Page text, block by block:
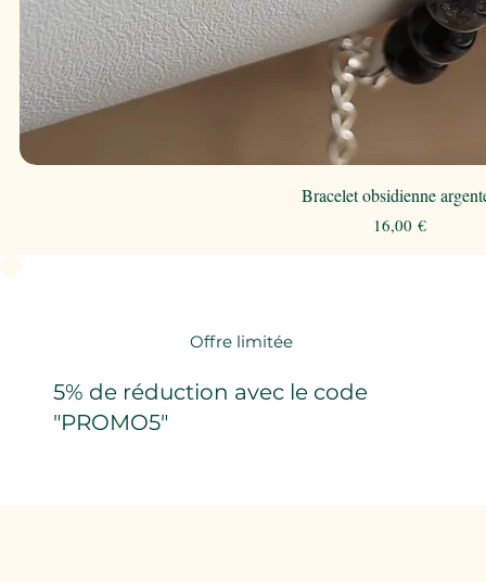
Offre limitée
5% de réduction avec le code
"PROMO5"
Bracelet obsidienne
Prix
16,00 €